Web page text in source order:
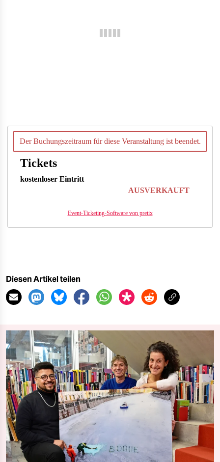
Der Buchungszeitraum für diese Veranstaltung ist beendet.
Tickets
kostenloser Eintritt
AUSVERKAUFT
Event-Ticketing-Software von pretix
Diesen Artikel teilen